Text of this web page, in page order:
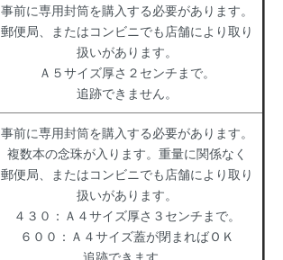
事前に専用封筒を購入する必要があります。
郵便局、またはコンビニでも店舗により取り
扱いがあります。
Ａ５サイズ厚さ２センチまで。
追跡できません。
事前に専用封筒を購入する必要があります。
複数本の念珠が入ります。重量に関係なく
郵便局、またはコンビニでも店舗により取り
扱いがあります。
４３０：Ａ４サイズ厚さ３センチまで。
６００：Ａ４サイズ蓋が閉まればＯＫ
追跡できます。